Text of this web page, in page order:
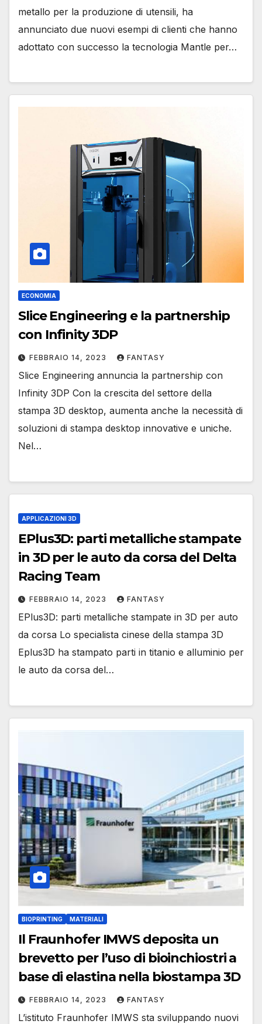
metallo per la produzione di utensili, ha
annunciato due nuovi esempi di clienti che hanno
adottato con successo la tecnologia Mantle per…
ECONOMIA
Slice Engineering e la partnership
con Infinity 3DP
FEBBRAIO 14, 2023 FANTASY
Slice Engineering annuncia la partnership con
Infinity 3DP Con la crescita del settore della
stampa 3D desktop, aumenta anche la necessità di
soluzioni di stampa desktop innovative e uniche.
Nel…
APPLICAZIONI 3D
EPlus3D: parti metalliche stampate
in 3D per le auto da corsa del Delta
Racing Team
FEBBRAIO 14, 2023 FANTASY
EPlus3D: parti metalliche stampate in 3D per auto
da corsa Lo specialista cinese della stampa 3D
Eplus3D ha stampato parti in titanio e alluminio per
le auto da corsa del…
BIOPRINTING MATERIALI
Il Fraunhofer IMWS deposita un
brevetto per l’uso di bioinchiostri a
base di elastina nella biostampa 3D
FEBBRAIO 14, 2023 FANTASY
L’istituto Fraunhofer IMWS sta sviluppando nuovi